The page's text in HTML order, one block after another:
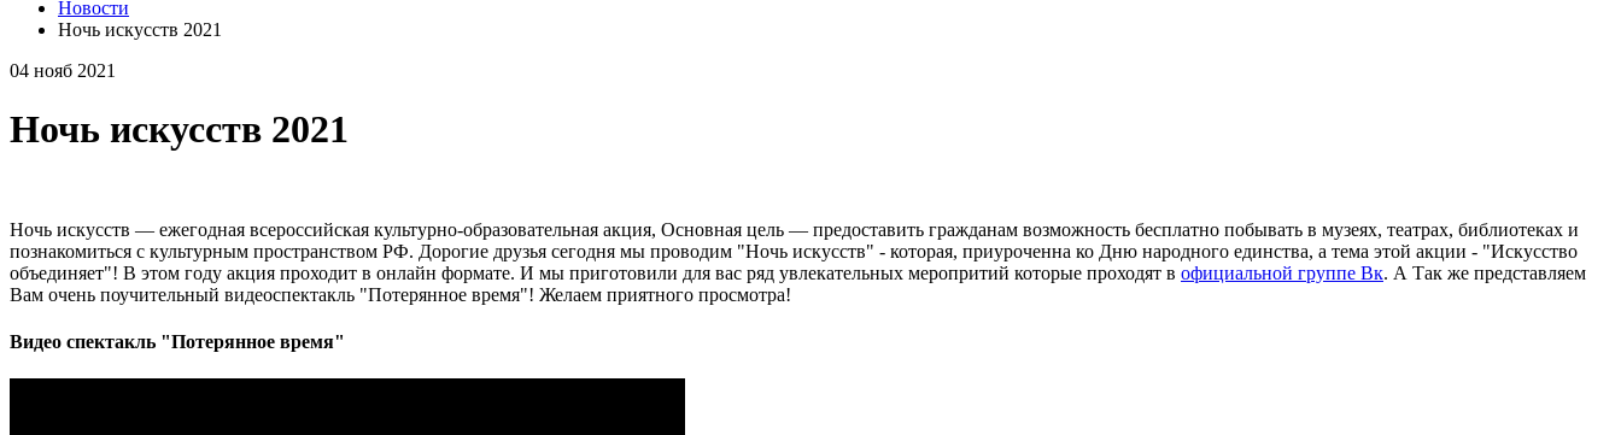
Новости
Ночь искусств 2021
04 нояб 2021
Ночь искусств 2021
Ночь искусств — ежегодная всероссийская культурно-образовательная акция, Основная цель — предоставить гражданам возможность бесплатно побывать в музеях, театрах, библиотеках и
познакомиться с культурным пространством РФ. Дорогие друзья сегодня мы проводим "Ночь искусств" - которая, приуроченна ко Дню народного единства, а тема этой акции - "Искусство
объединяет"! В этом году акция проходит в онлайн формате. И мы приготовили для вас ряд увлекательных меропритий которые проходят в официальной группе Вк. А Так же представляем
Вам очень поучительный видеоспектакль "Потерянное время"! Желаем приятного просмотра!
Видео спектакль "Потерянное время"